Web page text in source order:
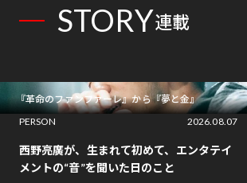
STORY連載
『革命のファンファーレ』から『夢と金』
PERSON
2026.08.07
西野亮廣が、生まれて初めて、エンタテイ
メントの“音”を聞いた日のこと